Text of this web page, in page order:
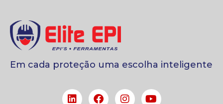
Em cada proteção uma escolha inteligente